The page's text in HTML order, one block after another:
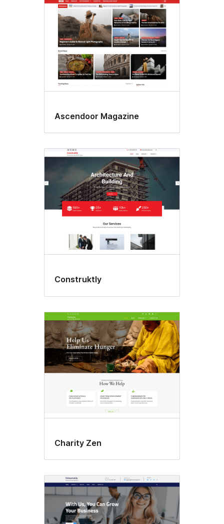
Ascendoor Magazine
Construktly
Charity Zen